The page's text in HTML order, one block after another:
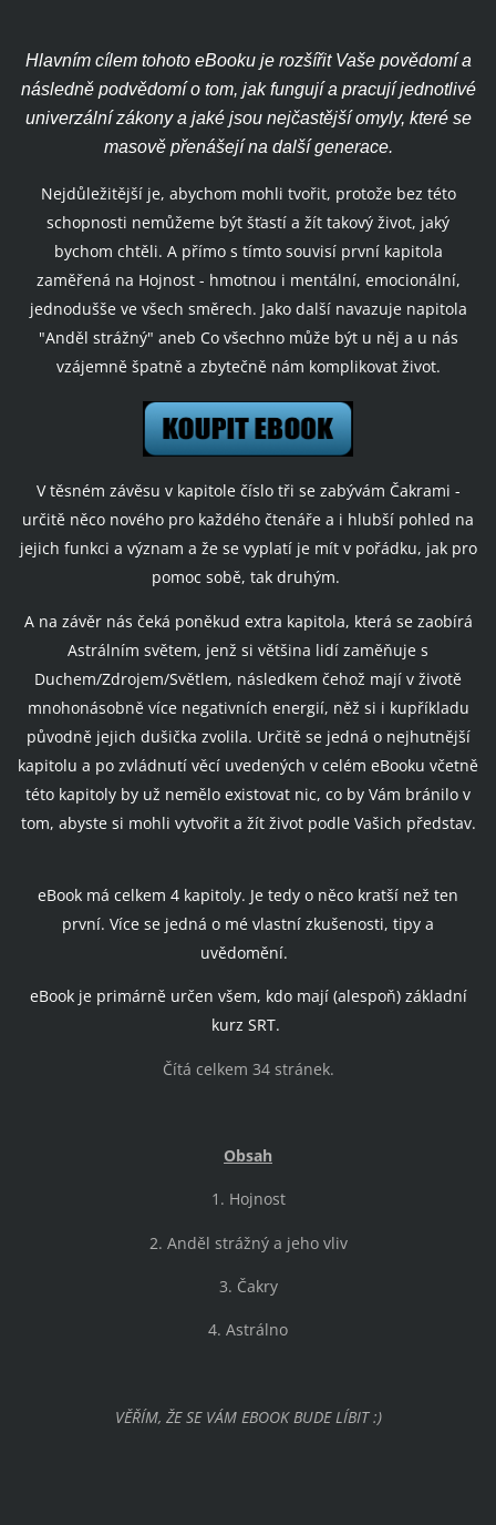
Hlavním cílem tohoto eBooku je rozšířit Vaše povědomí a
následně podvědomí o tom, jak fungují a pracují jednotlivé
univerzální zákony a jaké jsou nejčastější omyly, které se
masově přenášejí na další generace.
Nejdůležitější je, abychom mohli tvořit, protože bez této
schopnosti nemůžeme být šťastí a žít takový život, jaký
bychom chtěli. A přímo s tímto souvisí první kapitola
zaměřená na Hojnost - hmotnou i mentální, emocionální,
jednodušše ve všech směrech. Jako další navazuje napitola
"Anděl strážný" aneb Co všechno může být u něj a u nás
vzájemně špatně a zbytečně nám komplikovat život.
V těsném závěsu v kapitole číslo tři se zabývám Čakrami -
určitě něco nového pro každého čtenáře a i hlubší pohled na
jejich funkci a význam a že se vyplatí je mít v pořádku, jak pro
pomoc sobě, tak druhým.
A na závěr nás čeká poněkud extra kapitola, která se zaobírá
Astrálním světem, jenž si většina lidí zaměňuje s
Duchem/Zdrojem/Světlem, následkem čehož mají v životě
mnohonásobně více negativních energií, něž si i kupříkladu
původně jejich dušička zvolila. Určitě se jedná o nejhutnější
kapitolu a po zvládnutí věcí uvedených v celém eBooku včetně
této kapitoly by už nemělo existovat nic, co by Vám bránilo v
tom, abyste si mohli vytvořit a žít život podle Vašich představ.
eBook má celkem 4 kapitoly. Je tedy o něco kratší než ten
první. Více se jedná o mé vlastní zkušenosti, tipy a
uvědomění.
eBook je primárně určen všem, kdo mají (alespoň) základní
kurz SRT.
Čítá celkem 34 stránek.
Obsah
1. Hojnost
2. Anděl strážný a jeho vliv
3. Čakry
4. Astrálno
VĚŘÍM, ŽE SE VÁM EBOOK BUDE LÍBIT :)